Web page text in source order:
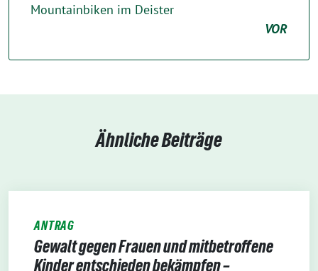
Mountainbiken im Deister
VOR
Ähnliche Beiträge
ANTRAG
Gewalt gegen Frauen und mitbetroffene
Kinder entschieden bekämpfen –